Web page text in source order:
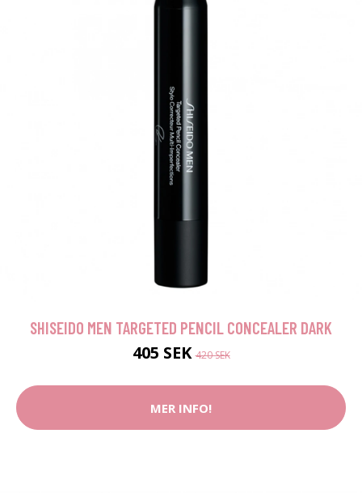
SHISEIDO MEN TARGETED PENCIL CONCEALER DARK
405 SEK420 SEK
MER INFO!